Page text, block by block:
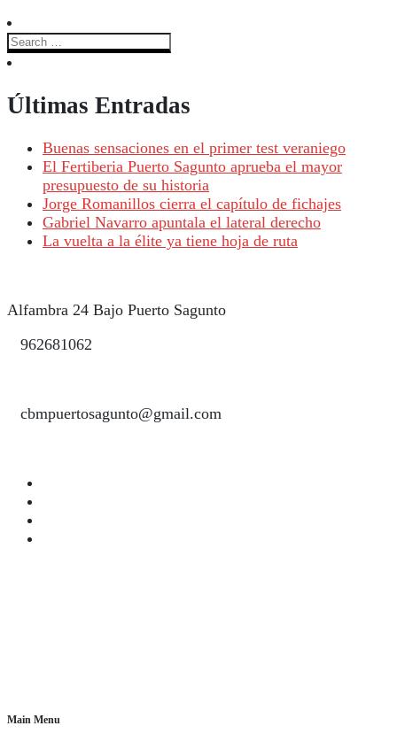
Últimas Entradas
Buenas sensaciones en el primer test veraniego
El Fertiberia Puerto Sagunto aprueba el mayor
presupuesto de su historia
Jorge Romanillos cierra el capítulo de fichajes
Gabriel Navarro apuntala el lateral derecho
La vuelta a la élite ya tiene hoja de ruta
Alfambra 24 Bajo Puerto Sagunto
962681062
cbmpuertosagunto@gmail.com
Main Menu